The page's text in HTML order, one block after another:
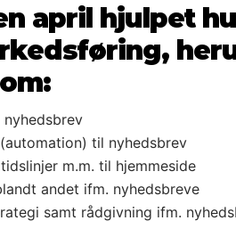
april hjulpet
til nyhedsbrev
tidslinjer m.m. til hjemmeside
andet ifm. nyhedsbreve
samt rådgivning ifm.